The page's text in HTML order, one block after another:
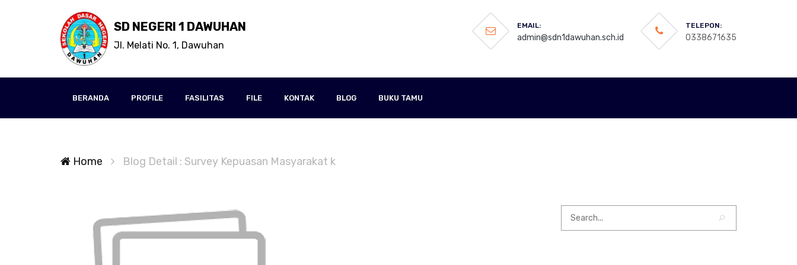
SD NEGERI 1 DAWUHAN
Jl. Melati No. 1, Dawuhan
EMAIL:
admin@sdn1dawuhan.sch.id
TELEPON:
0338671635
BERANDA PROFILE FASILITAS FILE KONTAK BLOG BUKU TAMU
Home Blog Detail : Survey Kepuasan Masyarakat k